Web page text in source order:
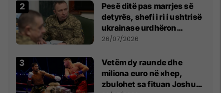
Pesë ditë pas marrjes së
detyrës, shefi i ri i ushtrisë
ukrainase urdhëron
kontroll të madh
26/07/2026
Vetëm dy raunde dhe
miliona euro në xhep,
zbulohet sa fituan Joshua